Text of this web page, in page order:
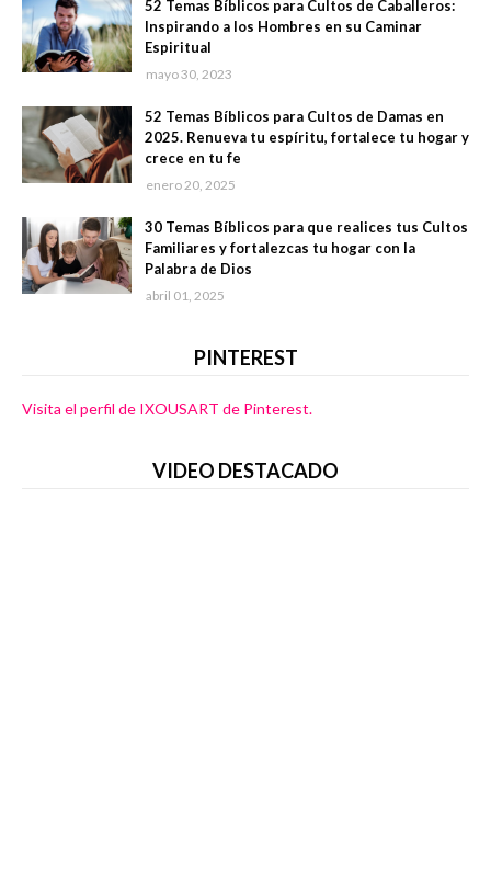
52 Temas Bíblicos para Cultos de Caballeros:
Inspirando a los Hombres en su Caminar
Espiritual
mayo 30, 2023
52 Temas Bíblicos para Cultos de Damas en
2025. Renueva tu espíritu, fortalece tu hogar y
crece en tu fe
enero 20, 2025
30 Temas Bíblicos para que realices tus Cultos
Familiares y fortalezcas tu hogar con la
Palabra de Dios
abril 01, 2025
PINTEREST
Visita el perfil de IXOUSART de Pinterest.
VIDEO DESTACADO